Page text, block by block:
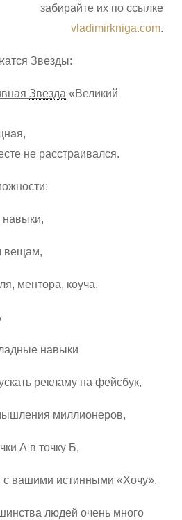
забирайте их по ссылке
vladimirkniga.com.
Звезды:
Звезда «Великий
не расстраивался.
навыки,
вещам,
ментора, коуча.
навыки
рекламу на фейсбук,
миллионеров,
А в точку Б,
с вашими истинными «Хочу».
людей очень много